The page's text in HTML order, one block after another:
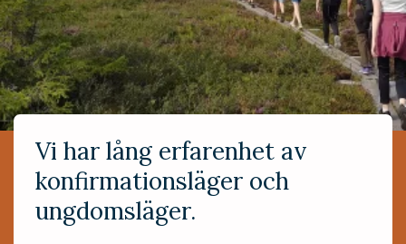
Vi har lång erfarenhet av
konfirmationsläger och
ungdomsläger.